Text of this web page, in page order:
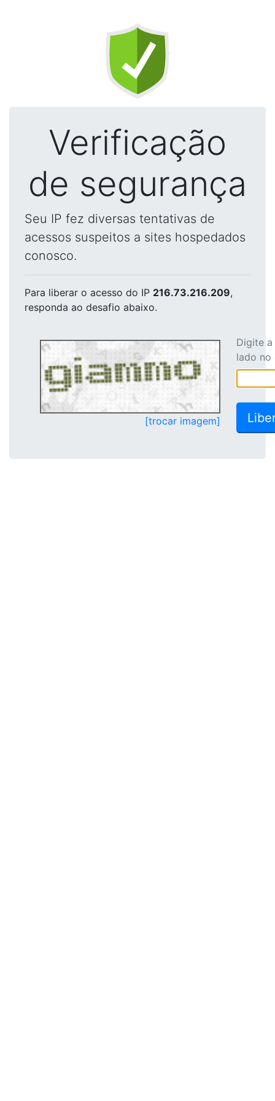
Verificação
de segurança
Seu IP fez diversas tentativas de
acessos suspeitos a sites hospedados
conosco.
Para liberar o acesso do IP 216.73.216.209,
responda ao desafio abaixo.
[trocar imagem]
Digite
lado no